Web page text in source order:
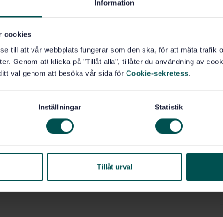
Information
cookies
till att vår webbplats fungerar som den ska, för att mäta trafik
Genom att klicka på "Tillåt alla", tillåter du användning av
val genom att besöka vår sida för Cookie-sekretess.
Inställningar Statistik
Tillåt urval